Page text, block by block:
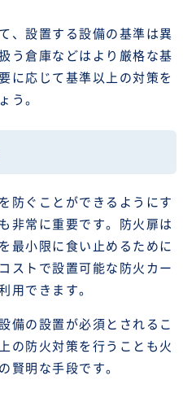
、設置する設備の基準は異
う倉庫などはより厳格な基
に応じて基準以上の対策を
う。
防ぐことができるようにす
非常に重要です。防火扉は
最小限に食い止めるために
ストで設置可能な防火カー
用できます。
備の設置が必須とされるこ
の防火対策を行うことも火
賢明な手段です。